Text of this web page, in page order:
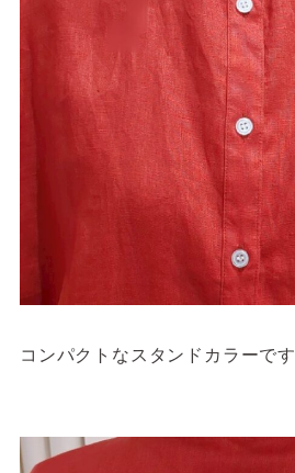
コンパクトなスタンドカラーです